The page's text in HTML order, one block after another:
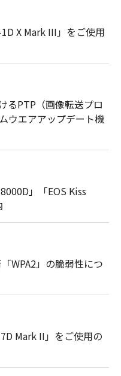
X Mark III」をご使用
るPTP（画像転送プロ
ウエアアップデート機
」「EOS Kiss
WPA2」の脆弱性につ
Mark II」をご使用の